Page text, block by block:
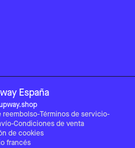
España
reembolso-Términos de servicio-
-Condiciones de venta
de cookies
francés